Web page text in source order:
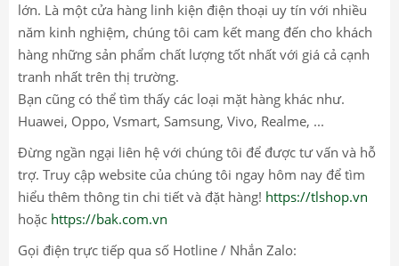
lớn. Là một cửa hàng linh kiện điện thoại uy tín với nhiều
năm kinh nghiệm, chúng tôi cam kết mang đến cho khách
hàng những sản phẩm chất lượng tốt nhất với giá cả cạnh
tranh nhất trên thị trường.
Bạn cũng có thể tìm thấy các loại mặt hàng khác như.
Huawei, Oppo, Vsmart, Samsung, Vivo, Realme, ...
Đừng ngần ngại liên hệ với chúng tôi để được tư vấn và hỗ
trợ. Truy cập website của chúng tôi ngay hôm nay để tìm
hiểu thêm thông tin chi tiết và đặt hàng! https://tlshop.vn
hoặc https://bak.com.vn
Gọi điện trực tiếp qua số Hotline / Nhắn Zalo: